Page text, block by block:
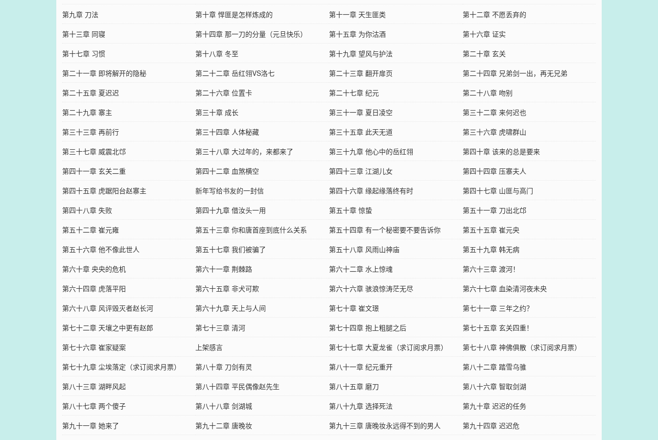
第九章 刀法
第十章 悍匪是怎样炼成的 第十一章 天生匪类
第十二章 不愿丢弃的
第十三章 同寝
第十四章 那一刀的分量（元旦快乐） 第十五章 为你沽酒
第十六章 证实
第十七章 习惯
第十八章 冬至 第十九章 望风与护法
第二十章 玄关
第二十一章 即将解开的隐秘
第二十二章 岳红翎VS洛七 第二十三章 翻开扉页
第二十四章 兄弟剑一出，再无兄弟
第二十五章 夏迟迟
第二十六章 位置卡 第二十七章 纪元
第二十八章 吻别
第二十九章 寨主
第三十章 成长 第三十一章 夏日凌空
第三十二章 来何迟也
第三十三章 再前行
第三十四章 人体秘藏 第三十五章 此天无道
第三十六章 虎啸群山
第三十七章 威震北邙
第三十八章 大过年的，来都来了 第三十九章 他心中的岳红翎
第四十章 该来的总是要来
第四十一章 玄关二重
第四十二章 血煞横空 第四十三章 江湖儿女
第四十四章 压寨夫人
第四十五章 虎踞阳台赵寨主
新年写给书友的一封信 第四十六章 缘起缘落终有时
第四十七章 山匪与高门
第四十八章 失败
第四十九章 借汝头一用 第五十章 惊蛰
第五十一章 刀出北邙
第五十二章 崔元雍
第五十三章 你和唐首座到底什么关系 第五十四章 有一个秘密要不要告诉你
第五十五章 崔元央
第五十六章 他不像此世人
第五十七章 我们被骗了 第五十八章 风雨山神庙
第五十九章 韩无病
第六十章 央央的危机
第六十一章 荆棘路 第六十二章 水上惊魂
第六十三章 渡河！
第六十四章 虎落平阳
第六十五章 非犬可欺 第六十六章 骇浪惊涛茫无尽
第六十七章 血染清河夜未央
第六十八章 风评毁灭者赵长河
第六十九章 天上与人间 第七十章 崔文璟
第七十一章 三年之约？
第七十二章 天壤之中更有赵郎
第七十三章 清河 第七十四章 抱上粗腿之后
第七十五章 玄关四重！
第七十六章 崔家疑案
上架感言 第七十七章 大夏龙雀（求订阅求月票）
第七十八章 神佛俱散（求订阅求月票）
第七十九章 尘埃落定（求订阅求月票）
第八十章 刀剑有灵 第八十一章 纪元重开
第八十二章 踏雪乌骓
第八十三章 湖畔风起
第八十四章 平民偶像赵先生 第八十五章 磨刀
第八十六章 智取剑湖
第八十七章 两个傻子
第八十八章 剑湖城 第八十九章 选择死法
第九十章 迟迟的任务
第九十一章 她来了
第九十二章 唐晚妆 第九十三章 唐晚妆永远得不到的男人
第九十四章 迟迟危